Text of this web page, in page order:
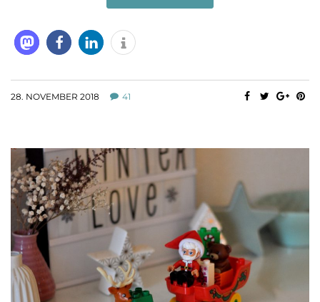
28. NOVEMBER 2018 41